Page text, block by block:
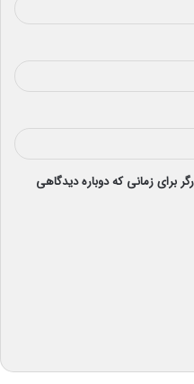
برای زمانی که دوباره دیدگاهی